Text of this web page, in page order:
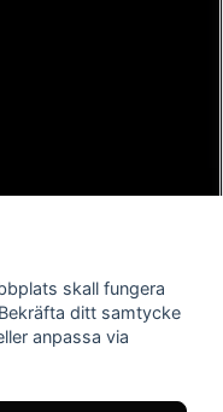
skall fungera
ditt samtycke
anpassa via